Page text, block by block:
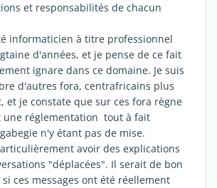
et responsabilités de chacun
informaticien à titre professionnel
d'années, et je pense de ce fait
ignare dans ce domaine. Je suis
d'autres fora, centrafricains plus
et je constate que sur ces fora règne
une réglementation tout à fait
n'y étant pas de mise.
avoir des explications
"déplacées". Il serait de bon
ces messages ont été réellement